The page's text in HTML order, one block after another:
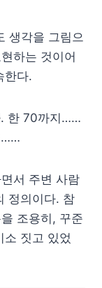
생각을 그림으
하는 것이어
한다.
. 한 70까지……
……
서 주변 사람
정의이다. 참
조용히, 꾸준
소 짓고 있었